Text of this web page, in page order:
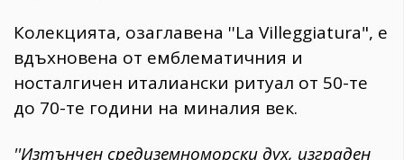
​Колекцията, озаглавена ''La Villeggiatura", е
вдъхновена от емблематичния и
носталгичен италиански ритуал от 50-те
до 70-те години на миналия век.
''Изтънчен средиземноморски дух, изграден